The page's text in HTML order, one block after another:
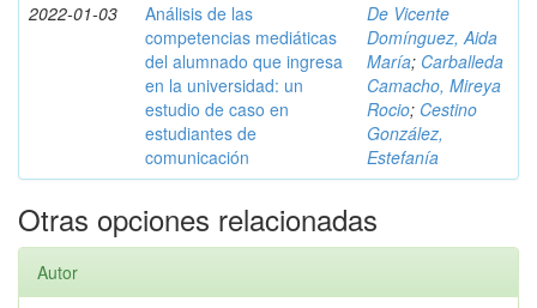
2022-01-03
Análisis de las
competencias mediáticas
del alumnado que ingresa
en la universidad: un
estudio de caso en
estudiantes de
comunicación
De Vicente
Domínguez, Aida
María; Carballeda
Camacho, Mireya
Rocio; Cestino
González,
Estefanía
Otras opciones relacionadas
Autor